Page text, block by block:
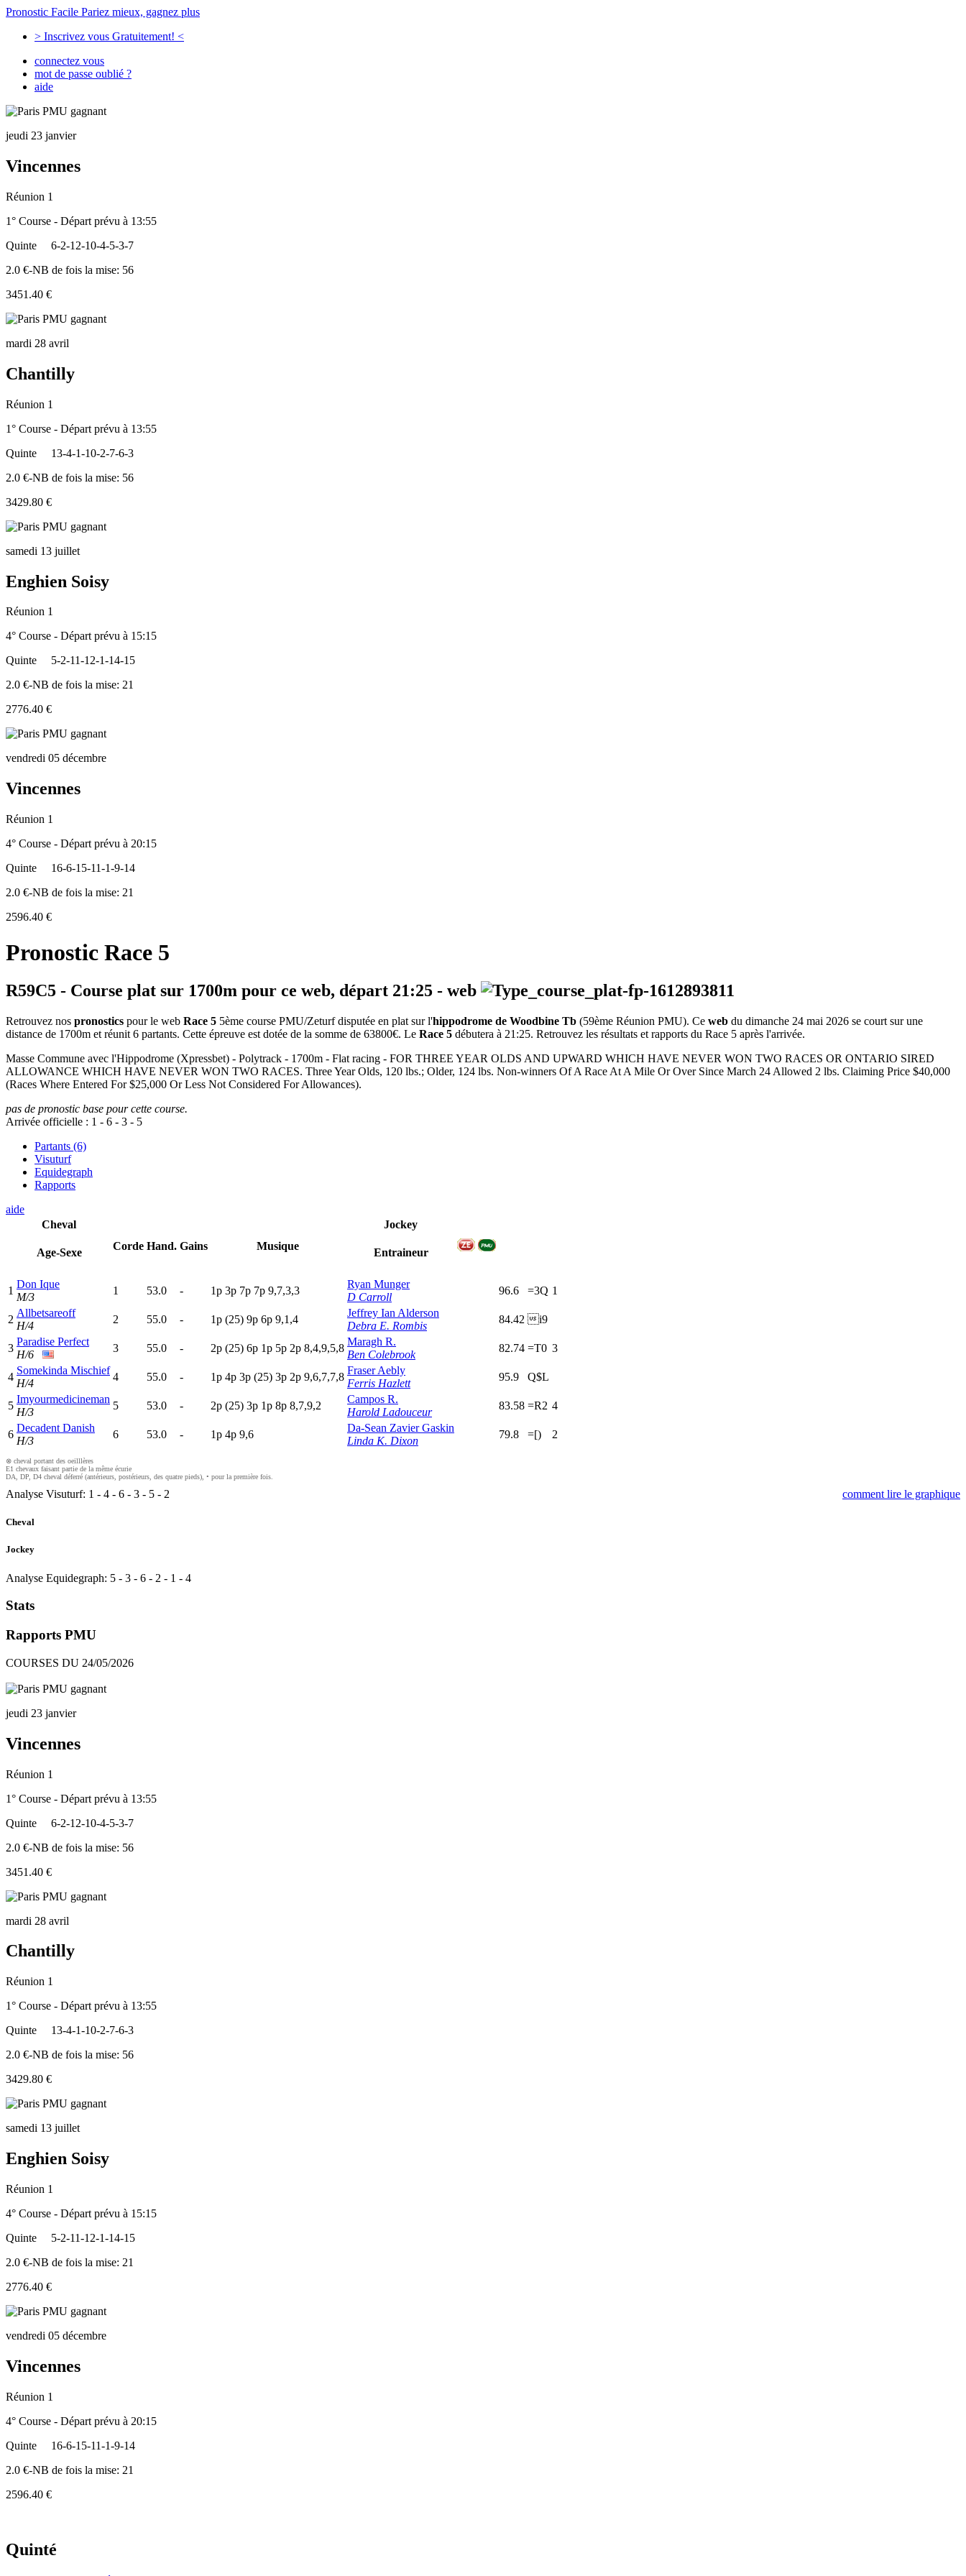
Pronostic Facile Pariez mieux, gagnez plus
> Inscrivez vous Gratuitement! <
connectez vous
mot de passe oublié ?
aide
jeudi 23 janvier
Vincennes
Réunion 1
1° Course - Départ prévu à 13:55
Quinte
6-2-12-10-4-5-3-7
2.0 €-NB de fois la mise: 56
3451.40 €
mardi 28 avril
Chantilly
Réunion 1
1° Course - Départ prévu à 13:55
Quinte
13-4-1-10-2-7-6-3
2.0 €-NB de fois la mise: 56
3429.80 €
samedi 13 juillet
Enghien Soisy
Réunion 1
4° Course - Départ prévu à 15:15
Quinte
5-2-11-12-1-14-15
2.0 €-NB de fois la mise: 21
2776.40 €
vendredi 05 décembre
Vincennes
Réunion 1
4° Course - Départ prévu à 20:15
Quinte
16-6-15-11-1-9-14
2.0 €-NB de fois la mise: 21
2596.40 €
Pronostic Race 5
R59C5 - Course plat sur 1700m pour ce web, départ 21:25 - web
Retrouvez nos pronostics pour le web Race 5 5ème course PMU/Zeturf disputée en plat sur l'hippodrome de Woodbine Tb (59ème Réunion PMU). Ce web du dimanche 24 mai 2026 se court sur une
distance de 1700m et réunit 6 partants. Cette épreuve est dotée de la somme de 63800€. Le Race 5 débutera à 21:25. Retrouvez les résultats et rapports du Race 5 après l'arrivée.
Masse Commune avec l'Hippodrome (Xpressbet) - Polytrack - 1700m - Flat racing - FOR THREE YEAR OLDS AND UPWARD WHICH HAVE NEVER WON TWO RACES OR ONTARIO SIRED
ALLOWANCE WHICH HAVE NEVER WON TWO RACES. Three Year Olds, 120 lbs.; Older, 124 lbs. Non-winners Of A Race At A Mile Or Over Since March 24 Allowed 2 lbs. Claiming Price $40,000
(Races Where Entered For $25,000 Or Less Not Considered For Allowances).
pas de pronostic base pour cette course.
Arrivée officielle : 1 - 6 - 3 - 5
Partants (6)
Visuturf
Equidegraph
Rapports
aide
Cheval
Age-Sexe
Corde Hand. Gains Musique
Jockey
Entraineur
1
Don Ique
M/3
1 53.0 - 1p 3p 7p 7p 9,7,3,3
Ryan Munger
D Carroll
96.6 =3Q 1
2
Allbetsareoff
H/4
2 55.0 - 1p (25) 9p 6p 9,1,4
Jeffrey Ian Alderson
Debra E. Rombis
84.42 i9
3
Paradise Perfect
H/6
3 55.0 - 2p (25) 6p 1p 5p 2p 8,4,9,5,8
Maragh R.
Ben Colebrook
82.74 =T0 3
4
Somekinda Mischief
H/4
4 55.0 - 1p 4p 3p (25) 3p 2p 9,6,7,7,8
Fraser Aebly
Ferris Hazlett
95.9 Q$L
5
Imyourmedicineman
H/3
5 53.0 - 2p (25) 3p 1p 8p 8,7,9,2
Campos R.
Harold Ladouceur
83.58 =R2 4
6
Decadent Danish
H/3
6 53.0 - 1p 4p 9,6
Da-Sean Zavier Gaskin
Linda K. Dixon
79.8 =[) 2
⊗ cheval portant des oeilllères
E1 chevaux faisant partie de la même écurie
DA, DP, D4 cheval déferré (antérieurs, postérieurs, des quatre pieds), • pour la première fois.
Analyse Visuturf: 1 - 4 - 6 - 3 - 5 - 2 comment lire le graphique
Cheval
Jockey
Analyse Equidegraph: 5 - 3 - 6 - 2 - 1 - 4
Stats
Rapports PMU
COURSES DU 24/05/2026
jeudi 23 janvier
Vincennes
Réunion 1
1° Course - Départ prévu à 13:55
Quinte
6-2-12-10-4-5-3-7
2.0 €-NB de fois la mise: 56
3451.40 €
mardi 28 avril
Chantilly
Réunion 1
1° Course - Départ prévu à 13:55
Quinte
13-4-1-10-2-7-6-3
2.0 €-NB de fois la mise: 56
3429.80 €
samedi 13 juillet
Enghien Soisy
Réunion 1
4° Course - Départ prévu à 15:15
Quinte
5-2-11-12-1-14-15
2.0 €-NB de fois la mise: 21
2776.40 €
vendredi 05 décembre
Vincennes
Réunion 1
4° Course - Départ prévu à 20:15
Quinte
16-6-15-11-1-9-14
2.0 €-NB de fois la mise: 21
2596.40 €
Quinté